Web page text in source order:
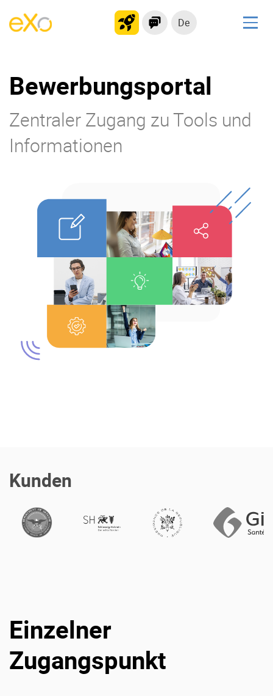
De
kollaborationsplattform
Soziales Netzwerk
Wissensmanagement
Bewerbungsportal
Plattform-Übersicht
Warum eXo
Internationalisierung
Kein Code
Integrationen
Kontrollierte KI
Karriere
Ressourcen-Center
Blog
Kontakt
Bewerbungsportal
Zentraler Zugang zu Tools und
Informationen
Kunden
Einzelner
Zugangspunkt